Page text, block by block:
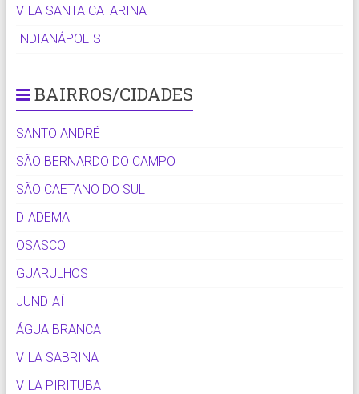
VILA SANTA CATARINA
INDIANÁPOLIS
BAIRROS/CIDADES
SANTO ANDRÉ
SÃO BERNARDO DO CAMPO
SÃO CAETANO DO SUL
DIADEMA
OSASCO
GUARULHOS
JUNDIAÍ
ÁGUA BRANCA
VILA SABRINA
VILA PIRITUBA